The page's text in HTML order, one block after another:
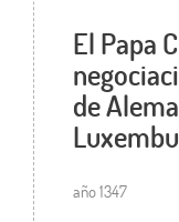
El Papa
de
año 1347